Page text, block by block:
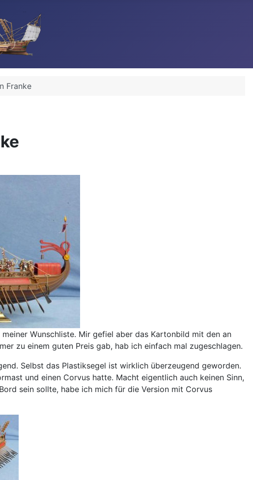
Franke
Wunschliste. Mir gefiel aber das Kartonbild mit den an
zu einem guten Preis gab, hab ich einfach mal zugeschlagen.
Selbst das Plastiksegel ist wirklich überzeugend geworden.
und einen Corvus hatte. Macht eigentlich auch keinen Sinn,
sein sollte, habe ich mich für die Version mit Corvus